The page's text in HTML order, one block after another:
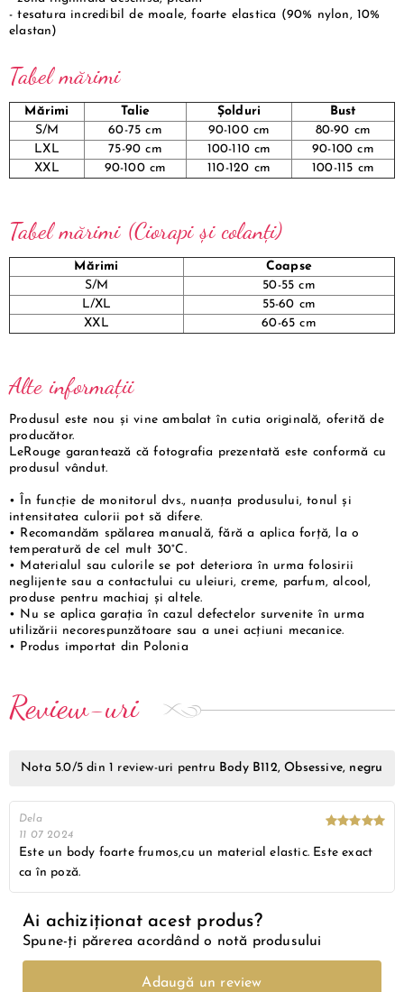
- tesatura incredibil de moale, foarte elastica (90% nylon, 10%
elastan)
Tabel mărimi
Mărimi Talie Șolduri
Bust
S/M
60-75 cm 90-100 cm
80-90 cm
LXL
75-90 cm 100-110 cm
90-100 cm
XXL
90-100 cm 110-120 cm 100-115 cm
Tabel mărimi (Ciorapi și colanți)
Mărimi
Coapse
S/M
50-55 cm
L/XL
55-60 cm
XXL
60-65 cm
Alte informații
Produsul este nou și vine ambalat în cutia originală, oferită de
producător.
LeRouge garantează că fotografia prezentată este conformă cu
produsul vândut.
• În funcție de monitorul dvs., nuanța produsului, tonul și
intensitatea culorii pot să difere.
• Recomandăm spălarea manuală, fără a aplica forță, la o
temperatură de cel mult 30°C.
• Materialul sau culorile se pot deteriora în urma folosirii
neglijente sau a contactului cu uleiuri, creme, parfum, alcool,
produse pentru machiaj și altele.
• Nu se aplica garația în cazul defectelor survenite în urma
utilizării necorespunzătoare sau a unei acțiuni mecanice.
• Produs importat din Polonia
Review-uri
Nota 5.0/5 din1 review-uri pentru Body B112, Obsessive, negru
Dela
11 07 2024
Este un body foarte frumos,cu un material elastic. Este exact
ca în poză.
Ai achiziționat acest produs?
Spune-ți părerea acordând o notă produsului
Adaugă un review